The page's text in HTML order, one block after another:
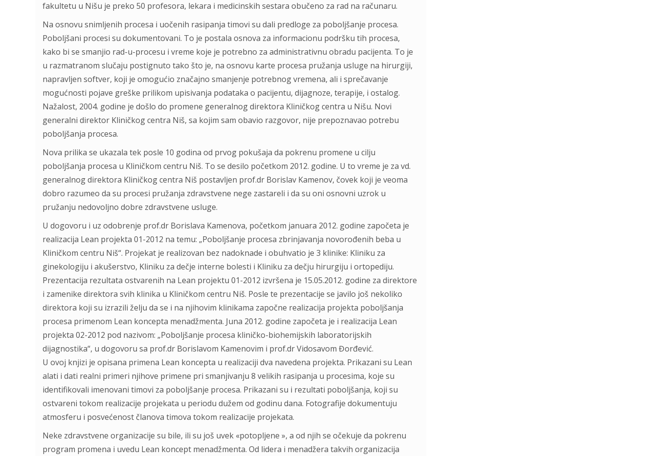
fakultetu u Nišu je preko 50 profesora, lekara i medicinskih sestara obučeno za rad na računaru.
Na osnovu snimljenih procesa i uočenih rasipanja timovi su dali predloge za poboljšanje procesa.
Poboljšani procesi su dokumentovani. To je postala osnova za informacionu podršku tih procesa,
kako bi se smanjio rad-u-procesu i vreme koje je potrebno za administrativnu obradu pacijenta. To je
u razmatranom slučaju postignuto tako što je, na osnovu karte procesa pružanja usluge na hirurgiji,
napravljen softver, koji je omogućio značajno smanjenje potrebnog vremena, ali i sprečavanje
mogućnosti pojave greške prilikom upisivanja podataka o pacijentu, dijagnoze, terapije, i ostalog.
Nažalost, 2004. godine je došlo do promene generalnog direktora Kliničkog centra u Nišu. Novi
generalni direktor Kliničkog centra Niš, sa kojim sam obavio razgovor, nije prepoznavao potrebu
poboljšanja procesa.
Nova prilika se ukazala tek posle 10 godina od prvog pokušaja da pokrenu promene u cilju
poboljšanja procesa u Kliničkom centru Niš. To se desilo početkom 2012. godine. U to vreme je za vd.
generalnog direktora Kliničkog centra Niš postavljen prof.dr Borislav Kamenov, čovek koji je veoma
dobro razumeo da su procesi pružanja zdravstvene nege zastareli i da su oni osnovni uzrok u
pružanju nedovoljno dobre zdravstvene usluge.
U dogovoru i uz odobrenje prof.dr Borislava Kamenova, početkom januara 2012. godine započeta je
realizacija Lean projekta 01-2012 na temu: „Poboljšanje procesa zbrinjavanja novorođenih beba u
Kliničkom centru Niš“. Projekat je realizovan bez nadoknade i obuhvatio je 3 klinike: Kliniku za
ginekologiju i akušerstvo, Kliniku za dečje interne bolesti i Kliniku za dečju hirurgiju i ortopediju.
Prezentacija rezultata ostvarenih na Lean projektu 01-2012 izvršena je 15.05.2012. godine za direktore
i zamenike direktora svih klinika u Kliničkom centru Niš. Posle te prezentacije se javilo još nekoliko
direktora koji su izrazili želju da se i na njihovim klinikama započne realizacija projekta poboljšanja
procesa primenom Lean koncepta menadžmenta. Juna 2012. godine započeta je i realizacija Lean
projekta 02-2012 pod nazivom: „Poboljšanje procesa kliničko-biohemijskih laboratorijskih
dijagnostika“, u dogovoru sa prof.dr Borislavom Kamenovim i prof.dr Vidosavom Đorđević.
U ovoj knjizi je opisana primena Lean koncepta u realizaciji dva navedena projekta. Prikazani su Lean
alati i dati realni primeri njihove primene pri smanjivanju 8 velikih rasipanja u procesima, koje su
identifikovali imenovani timovi za poboljšanje procesa. Prikazani su i rezultati poboljšanja, koji su
ostvareni tokom realizacije projekata u periodu dužem od godinu dana. Fotografije dokumentuju
atmosferu i posvećenost članova timova tokom realizacije projekata.
Neke zdravstvene organizacije su bile, ili su još uvek «potopljene », a od njih se očekuje da pokrenu
program promena i uvedu Lean koncept menadžmenta. Od lidera i menadžera takvih organizacija